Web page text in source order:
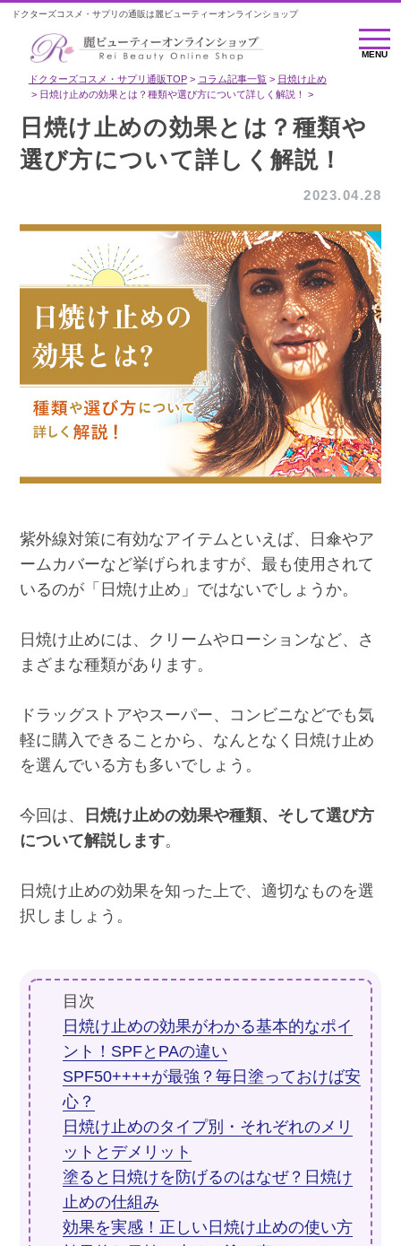
ドクターズコスメ・サプリの通販は麗ビューティーオンラインショップ
MENU
MENU
ドクターズコスメ・サプリ通販TOP コラム記事一覧
日焼け止め
日焼け止めの効果とは？種類や選び方について詳しく解説！
日焼け止めの効果とは？種類や
選び方について詳しく解説！
2023.04.28
紫外線対策に有効なアイテムといえば、日傘やア
ームカバーなど挙げられますが、最も使用されて
いるのが「日焼け止め」ではないでしょうか。
日焼け止めには、クリームやローションなど、さ
まざまな種類があります。
ドラッグストアやスーパー、コンビニなどでも気
軽に購入できることから、なんとなく日焼け止め
を選んでいる方も多いでしょう。
今回は、
日焼け止めの効果や種類、そして選び方
について解説します。
日焼け止めの効果を知った上で、適切なものを選
択しましょう。
目次
日焼け止めの効果がわかる基本的なポイ
ント！SPFとPAの違い
SPF50++++が最強？毎日塗っておけば安
心？
日焼け止めのタイプ別・それぞれのメリ
ットとデメリット
塗ると日焼けを防げるのはなぜ？日焼け
止めの仕組み
効果を実感！正しい日焼け止めの使い方